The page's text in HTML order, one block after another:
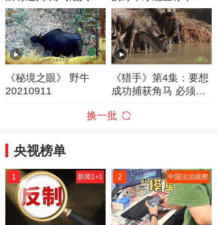
死攸关时刻
其余的成员会成为捕
食者的盘中餐
《秘境之眼》 野牛
20210911
《猎手》第4集：要想
成功捕获角马 必须得
换一批
央视榜单
1 新闻1+1 2 中国法治观察